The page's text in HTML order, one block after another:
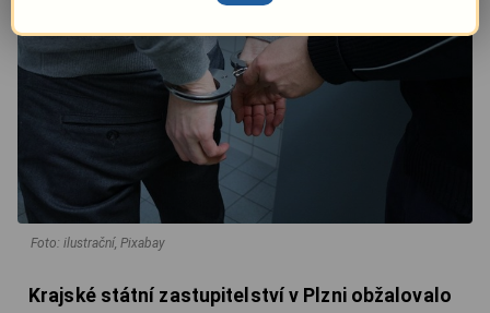
Foto: ilustrační, Pixabay
Krajské státní zastupitelství v Plzni obžalovalo